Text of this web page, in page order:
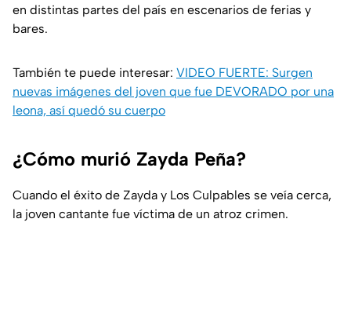
en distintas partes del país en escenarios de ferias y
bares.
También te puede interesar: VIDEO FUERTE: Surgen
nuevas imágenes del joven que fue DEVORADO por una
leona, así quedó su cuerpo
¿Cómo murió Zayda Peña?
Cuando el éxito de Zayda y Los Culpables se veía cerca,
la joven cantante fue víctima de un atroz crimen.